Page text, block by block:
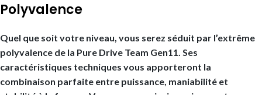
Polyvalence
Quel que soit votre niveau, vous serez séduit par l’extrême
polyvalence de la Pure Drive Team Gen11. Ses
caractéristiques techniques vous apporteront la
combinaison parfaite entre puissance, maniabilité et